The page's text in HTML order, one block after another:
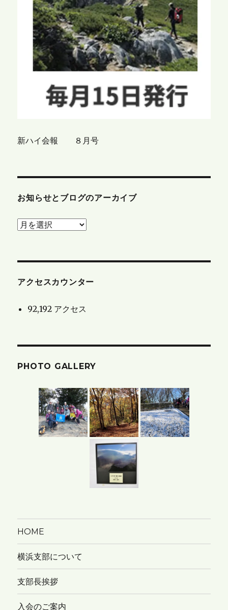
新ハイ会報 ８月号
お知らせとブログのアーカイブ
お
と
ロ
ー
アクセスカウンター
92,192 アクセス
PHOTO GALLERY
HOME
横浜支部について
支部長挨拶
入会のご案内